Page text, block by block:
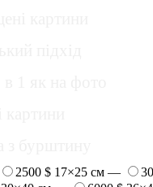
2500 $ 17×25 см —